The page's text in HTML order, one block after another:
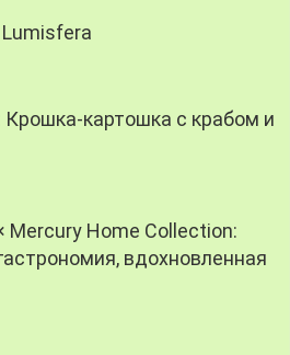
картошка с крабом и
Mercury Home Collection:
вдохновленная